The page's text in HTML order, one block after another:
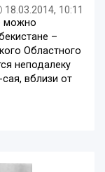
18.03.2014, 10:11
можно
–
Областного
неподалеку
вблизи от